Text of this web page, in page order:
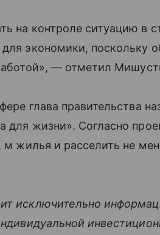
на контроле ситуацию в
экономики, поскольку
— отметил
глава правительства
для жизни». Согласно
жилья и расселить не
исключительно